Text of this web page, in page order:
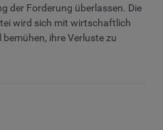
der Forderung überlassen. Die
wird sich mit wirtschaftlich
ihre Verluste zu